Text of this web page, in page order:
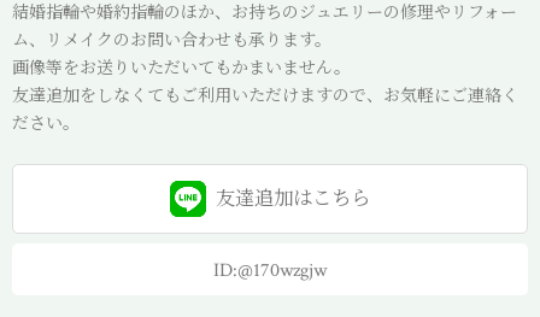
結婚指輪や婚約指輪のほか、お持ちのジュエリーの修理やリフォー
ム、リメイクのお問い合わせも承ります。
画像等をお送りいただいてもかまいません。
友達追加をしなくてもご利用いただけますので、お気軽にご連絡く
ださい。
友達追加はこちら
ID:@170wzgjw